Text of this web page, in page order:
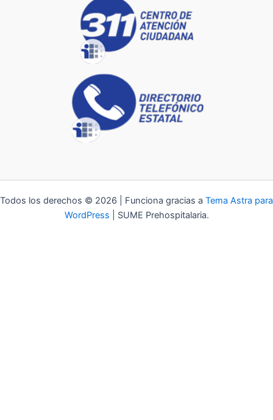
Todos los derechos © 2026 | Funciona gracias a Tema Astra para
WordPress | SUME Prehospitalaria.